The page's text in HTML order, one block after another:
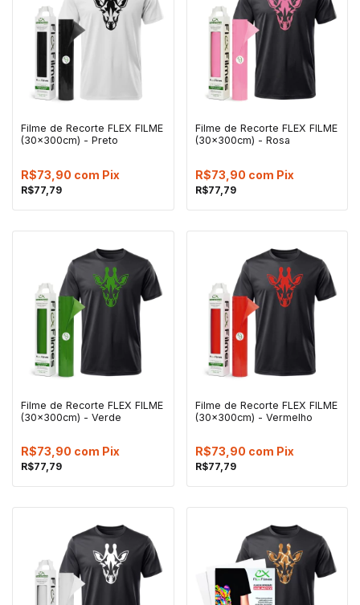
Filme de Recorte FLEX FILME
(30x300cm) - Preto
R$77,79
R$73,90 com Pix
Filme de Recorte FLEX FILME
(30x300cm) - Rosa
R$77,79
R$73,90 com Pix
Filme de Recorte FLEX FILME
(30x300cm) - Verde
R$77,79
R$73,90 com Pix
Filme de Recorte FLEX FILME
(30x300cm) - Vermelho
R$77,79
R$73,90 com Pix